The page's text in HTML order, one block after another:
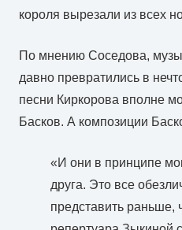
короля вырезали из всех
По мнению Соседова,
давно превратились в
песни Киркорова вполне
Басков. А композиции
«И они в принципе
друга. Это все
представить раньше,